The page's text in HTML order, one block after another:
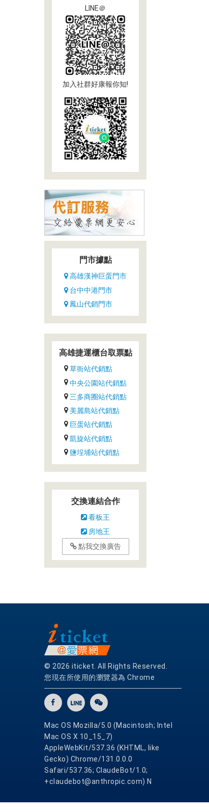
LINE＠
加入社群好康報你知!
門市據點
高雄漢神巨蛋門市
台中中港門市
鳳山代銷門市
高雄捷運櫃台取票點
草衙站代銷點
中央公園站代銷點
三多商圈站代銷點
美麗島站代銷點
巨蛋站代銷點
凱旋站代銷點
鹽埕埔站代銷點
交換連結合作
看板王
房地王
點我交換廣告
© 2026 iticket. All Rights Reserved.
您現在所使用的瀏覽器為 Chrome
Mac OS Mozilla/5.0 (Macintosh; Intel
Mac OS X 10_15_7)
AppleWebKit/537.36 (KHTML, like
Gecko) Chrome/131.0.0.0
Safari/537.36; ClaudeBot/1.0;
+claudebot@anthropic.com) N